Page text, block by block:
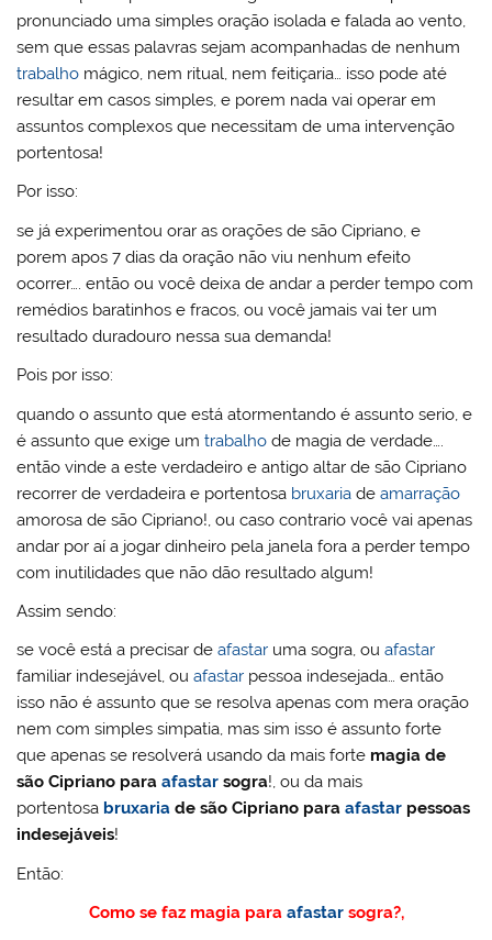
pronunciado uma simples oração isolada e falada ao vento,
sem que essas palavras sejam acompanhadas de nenhum
trabalho mágico, nem ritual, nem feitiçaria… isso pode até
resultar em casos simples, e porem nada vai operar em
assuntos complexos que necessitam de uma intervenção
portentosa!
Por isso:
se já experimentou orar as orações de são Cipriano, e
porem apos 7 dias da oração não viu nenhum efeito
ocorrer…. então ou você deixa de andar a perder tempo com
remédios baratinhos e fracos, ou você jamais vai ter um
resultado duradouro nessa sua demanda!
Pois por isso:
quando o assunto que está atormentando é assunto serio, e
é assunto que exige umtrabalho de magia de verdade….
então vinde a este verdadeiro e antigo altar de são Cipriano
recorrer de verdadeira e portentosa bruxaria deamarração
amorosa de são Cipriano!, ou caso contrario você vai apenas
andar por aí a jogar dinheiro pela janela fora a perder tempo
com inutilidades que não dão resultado algum!
Assim sendo:
se você está a precisar deafastar uma sogra, ouafastar
familiar indesejável, ouafastar pessoa indesejada… então
isso não é assunto que se resolva apenas com mera oração
nem com simples simpatia, mas sim isso é assunto forte
que apenas se resolverá usando da mais forte magia de
são Cipriano paraafastar sogra!, ou da mais
portentosa bruxaria de são Cipriano paraafastar pessoas
indesejáveis!
Então:
Como se faz magia para afastarsogra?,